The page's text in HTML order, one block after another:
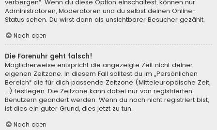
verbergen“. Wenn du diese Option einschaltest, können nur
Administratoren, Moderatoren und du selbst deinen Online-
Status sehen. Du wirst dann als unsichtbarer Besucher gezählt.
Nach oben
Die Forenuhr geht falsch!
Möglicherweise entspricht die angezeigte Zeit nicht deiner
eigenen Zeitzone. In diesem Fall solltest du im „Persönlichen
Bereich“ die für dich passende Zeitzone (Mitteleuropäische Zeit,
...) festlegen. Die Zeitzone kann dabei nur von registrierten
Benutzern geändert werden. Wenn du noch nicht registriert bist,
ist dies ein guter Grund, dies jetzt zu tun.
Nach oben